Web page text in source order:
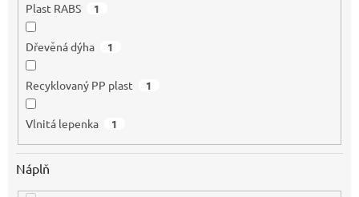
Plast RABS 1
Dřevěná dýha 1
Recyklovaný PP plast 1
Vlnitá lepenka 1
Náplň